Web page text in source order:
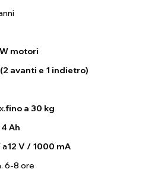
motori
avanti e 1 indietro)
fino a 30 kg
Ah
12 V / 1000 mA
6-8 ore